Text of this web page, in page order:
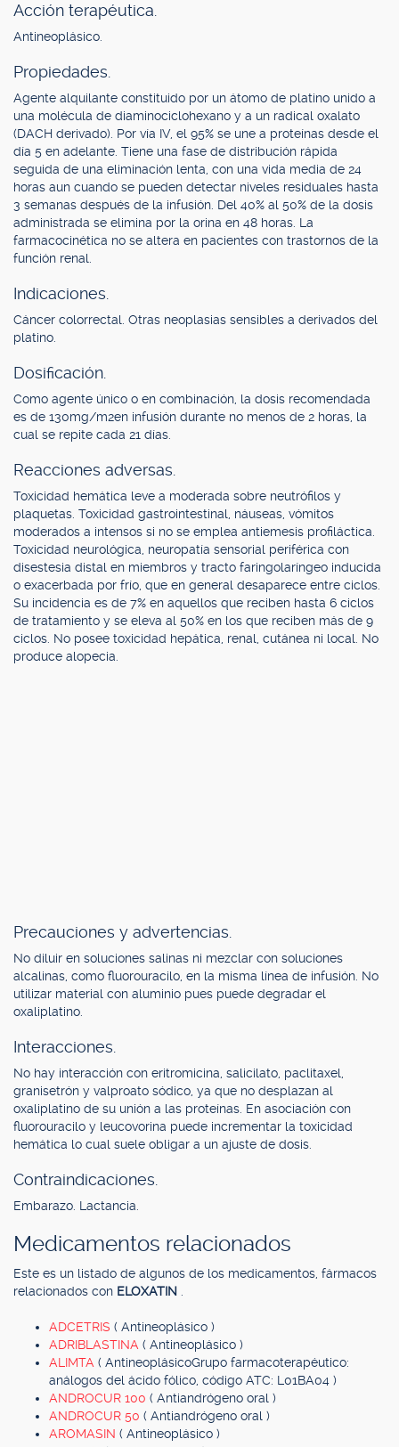
Acción terapéutica.
Antineoplásico.
Propiedades.
Agente alquilante constituido por un átomo de platino unido a
una molécula de diaminociclohexano y a un radical oxalato
(DACH derivado). Por vía IV, el 95% se une a proteínas desde el
día 5 en adelante. Tiene una fase de distribución rápida
seguida de una eliminación lenta, con una vida media de 24
horas aun cuando se pueden detectar niveles residuales hasta
3 semanas después de la infusión. Del 40% al 50% de la dosis
administrada se elimina por la orina en 48 horas. La
farmacocinética no se altera en pacientes con trastornos de la
función renal.
Indicaciones.
Cáncer colorrectal. Otras neoplasias sensibles a derivados del
platino.
Dosificación.
Como agente único o en combinación, la dosis recomendada
es de 130mg/m2en infusión durante no menos de 2 horas, la
cual se repite cada 21 días.
Reacciones adversas.
Toxicidad hemática leve a moderada sobre neutrófilos y
plaquetas. Toxicidad gastrointestinal, náuseas, vómitos
moderados a intensos si no se emplea antiemesis profiláctica.
Toxicidad neurológica, neuropatía sensorial periférica con
disestesia distal en miembros y tracto faringolaríngeo inducida
o exacerbada por frío, que en general desaparece entre ciclos.
Su incidencia es de 7% en aquellos que reciben hasta 6 ciclos
de tratamiento y se eleva al 50% en los que reciben más de 9
ciclos. No posee toxicidad hepática, renal, cutánea ni local. No
produce alopecia.
Precauciones y advertencias.
No diluir en soluciones salinas ni mezclar con soluciones
alcalinas, como fluorouracilo, en la misma línea de infusión. No
utilizar material con aluminio pues puede degradar el
oxaliplatino.
Interacciones.
No hay interacción con eritromicina, salicilato, paclitaxel,
granisetrón y valproato sódico, ya que no desplazan al
oxaliplatino de su unión a las proteínas. En asociación con
fluorouracilo y leucovorina puede incrementar la toxicidad
hemática lo cual suele obligar a un ajuste de dosis.
Contraindicaciones.
Embarazo. Lactancia.
Medicamentos relacionados
Este es un listado de algunos de los medicamentos, fármacos
relacionados con ELOXATIN
ADCETRIS ( Antineoplásico )
ADRIBLASTINA ( Antineoplásico )
ALIMTA ( AntineoplásicoGrupo farmacoterapéutico:
análogos del ácido fólico, código ATC: L01BA04 )
ANDROCUR 100 ( Antiandrógeno oral )
ANDROCUR 50 ( Antiandrógeno oral )
AROMASIN ( Antineoplásico )